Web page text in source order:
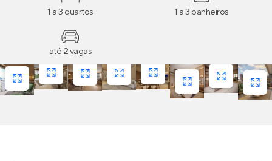
1 a 3 quartos 1 a 3 banheiros
até 2 vagas